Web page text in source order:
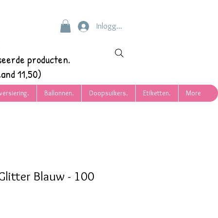
Inloggen
producten.
11,50)
Ballonnen. Doopsuikers. Etiketten. More
Blauw - 100